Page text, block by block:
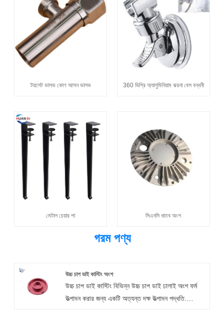
টয়লেট ভালভ কোণ আসন ভালভ 360 ডিগ্রি অ্যালুমিনিয়াম ঝরনা বেস বন্ধনী
মেটাল চেয়ার পা সিএনসি ধাতব অংশ
গরম পণ্য
উচ্চ চাপ ডাই কাস্টিং অংশ
উচ্চ চাপ ডাই কাস্টিং বিভিন্ন উচ্চ চাপ ডাই ঢালাই অংশ ফর্ম
উত্পাদন করার জন্য একটি অত্যন্ত দক্ষ উত্পাদন পদ্ধতি.